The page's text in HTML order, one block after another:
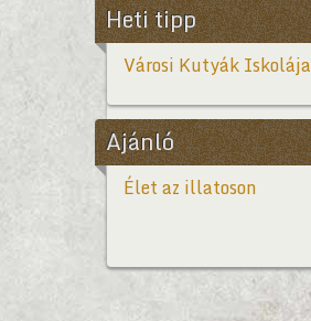
Heti tipp
Városi Kutyák Iskolája
Ajánló
Élet az illatoson